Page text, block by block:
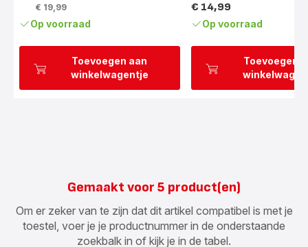
Toevoegen aan
winkelwagentje
€ 19,99
Op voorraad
Toevoegen
Prijs
€ 14,99
Op voorraad
Gemaakt voor 5 product(en)
Om er zeker van te zijn dat dit artikel compatibel is met je
toestel, voer je je productnummer in de onderstaande
zoekbalk in of kijk je in de tabel.